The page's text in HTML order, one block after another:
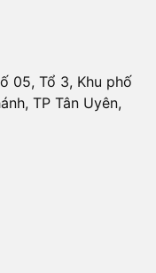
05, Tổ 3, Khu phố
TP Tân Uyên,